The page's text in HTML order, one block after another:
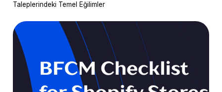
Taleplerindeki Temel Eğilimler